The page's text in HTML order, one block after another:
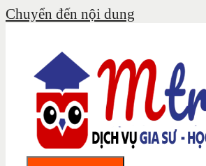
Chuyển đến nội dung